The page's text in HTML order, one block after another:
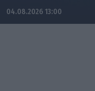
04.08.2026 13:00